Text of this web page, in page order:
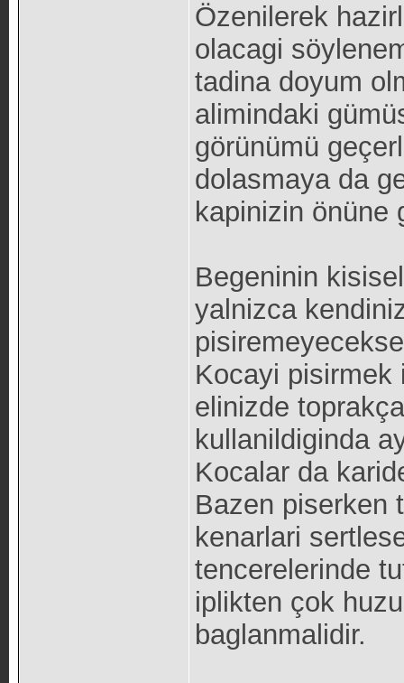
Özenilerek
olacagi
tadina doyum
alimindaki
görünümü
dolasmaya da
kapinizin önüne
Begeninin
yalnizca
Kocayi pisirmek
elinizde
kullanildiginda
Kocalar da
Bazen piserken
kenarlari
tencerelerinde
iplikten çok
baglanmalidir.